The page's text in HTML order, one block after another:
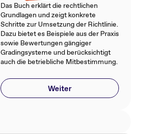
Das Buch erklärt die rechtlichen
Grundlagen und zeigt konkrete
Schritte zur Umsetzung der Richtlinie.
Dazu bietet es Beispiele aus der Praxis
sowie Bewertungen gängiger
Gradingsysteme und berücksichtigt
auch die betriebliche Mitbestimmung.
Weiter